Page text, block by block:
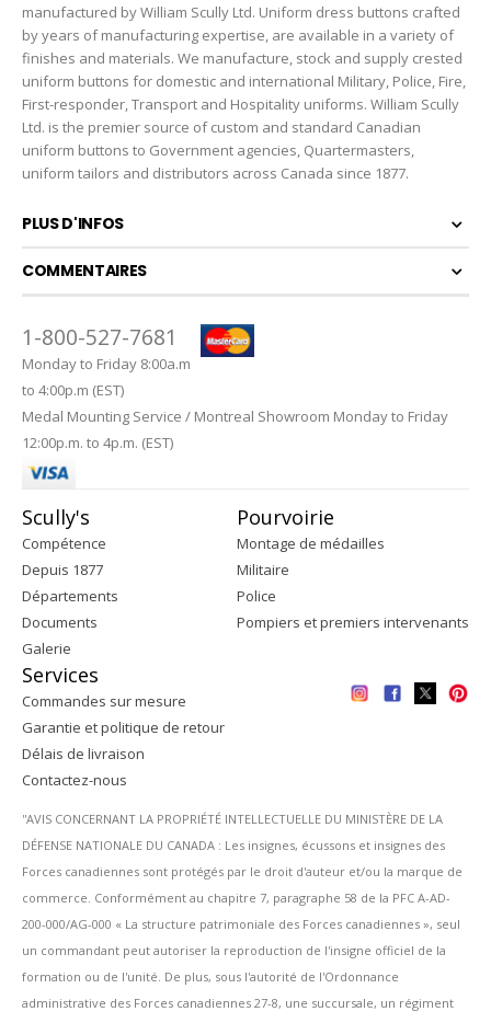
manufactured by William Scully Ltd. Uniform dress buttons crafted
by years of manufacturing expertise, are available in a variety of
finishes and materials. We manufacture, stock and supply crested
uniform buttons for domestic and international Military, Police, Fire,
First-responder, Transport and Hospitality uniforms. William Scully
Ltd. is the premier source of custom and standard Canadian
uniform buttons to Government agencies, Quartermasters,
uniform tailors and distributors across Canada since 1877.
PLUS D'INFOS
COMMENTAIRES
1-800-527-7681
Monday to Friday 8:00a.m
to 4:00p.m (EST)
Medal Mounting Service / Montreal Showroom Monday to Friday
12:00p.m. to 4p.m. (EST)
Scully's
Compétence
Depuis 1877
Départements
Documents
Galerie
Pourvoirie
Montage de médailles
Militaire
Police
Pompiers et premiers intervenants
Services
Commandes sur mesure
Garantie et politique de retour
Délais de livraison
Contactez-nous
''AVIS CONCERNANT LA PROPRIÉTÉ INTELLECTUELLE DU MINISTÈRE DE LA
DÉFENSE NATIONALE DU CANADA : Les insignes, écussons et insignes des
Forces canadiennes sont protégés par le droit d'auteur et/ou la marque de
commerce. Conformément au chapitre 7, paragraphe 58 de la PFC A-AD-
200-000/AG-000 « La structure patrimoniale des Forces canadiennes », seul
un commandant peut autoriser la reproduction de l'insigne officiel de la
formation ou de l'unité. De plus, sous l'autorité de l'Ordonnance
administrative des Forces canadiennes 27-8, une succursale, un régiment